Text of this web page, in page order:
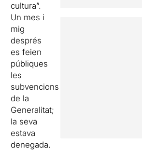
cultura”.
Un mes i
mig
després
es feien
públiques
les
subvencions
de la
Generalitat;
la seva
estava
denegada.